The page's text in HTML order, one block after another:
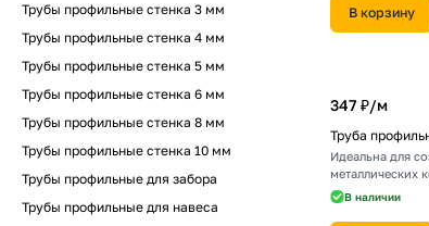
В корзину
347 ₽/м
Труба
Идеальна для
металлических
В наличии
Трубы профильные стенка 3 мм
Трубы профильные стенка 4 мм
Трубы профильные стенка 5 мм
Трубы профильные стенка 6 мм
Трубы профильные стенка 8 мм
Трубы профильные стенка 10 мм
Трубы профильные для забора
Трубы профильные для навеса